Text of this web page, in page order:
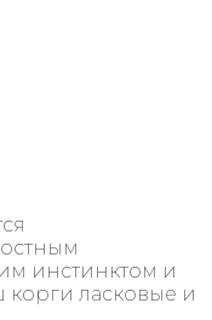
инстинктом и
корги ласковые и